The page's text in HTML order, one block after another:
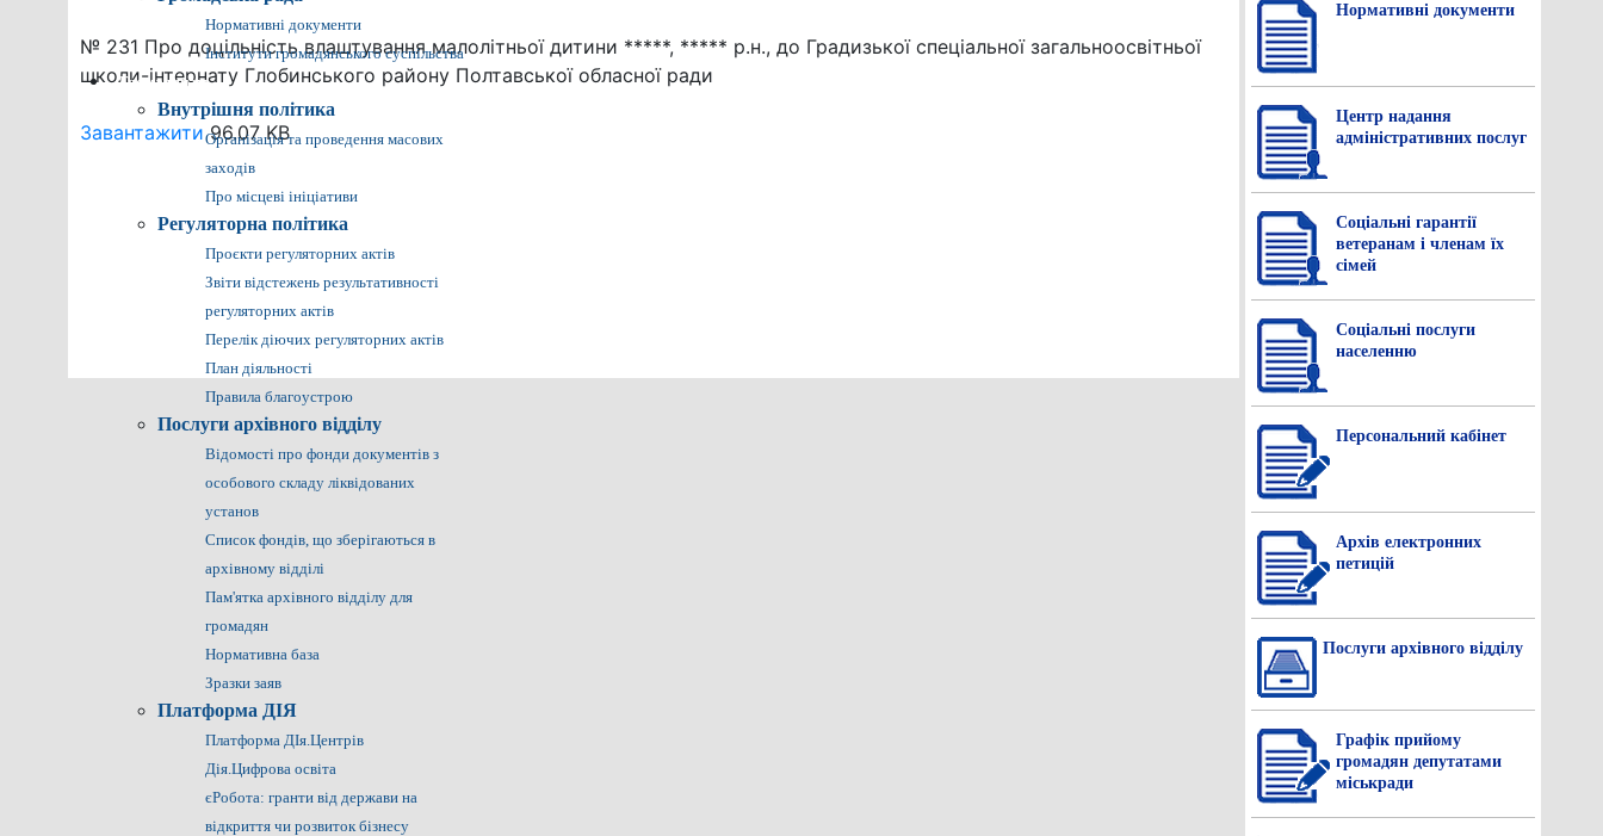
Нормативні документи
Інститути громадянського суспільства
Громадянам
Внутрішня політика
Організація та проведення масових
заходів
Про місцеві ініціативи
Регуляторна політика
Проєкти регуляторних актів
Звіти відстежень результативності
регуляторних актів
Перелік діючих регуляторних актів
План діяльності
Правила благоустрою
Послуги архівного відділу
Відомості про фонди документів з
особового складу ліквідованих
установ
Список фондів, що зберігаються в
архівному відділі
Пам'ятка архівного відділу для
громадян
Нормативна база
Зразки заяв
Платформа ДІЯ
Платформа ДІя.Центрів
Дія.Цифрова освіта
єРобота: гранти від держави на
відкриття чи розвиток бізнесу
№ 231 Про доцільність влаштування малолітньої дитини *****, ***** р.н., до Градизької спеціальної загальноосвітньої
школи-інтернату Глобинського району Полтавської обласної ради
Завантажити96.07 KB
Нормативнi документи
Центр надання
адміністративних послуг
Соціальні гарантії
ветеранам і членам їх
сімей
Соціальні послуги
населенню
Персональний кабінет
Архів електронних
петицій
Послуги архівного відділу
Графік прийому
громадян депутатами
міськради